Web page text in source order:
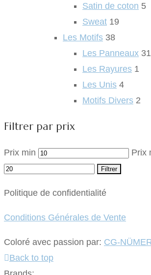
Satin de coton 5
Sweat 19
Les Motifs 38
Les Panneaux 31
Les Rayures 1
Les Unis 4
Motifs Divers 2
Filtrer par prix
Prix min Prix
Filtrer
Politique de confidentialité
Conditions Générales de Vente
Coloré avec passion par: CG-
Back to top